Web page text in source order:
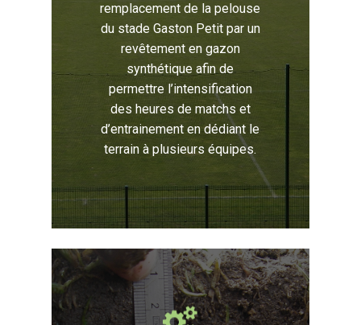
remplacement de la pelouse
du stade Gaston Petit par un
revêtement en gazon
synthétique afin de
permettre l’intensification
des heures de matchs et
d’entrainement en dédiant le
terrain à plusieurs équipes.